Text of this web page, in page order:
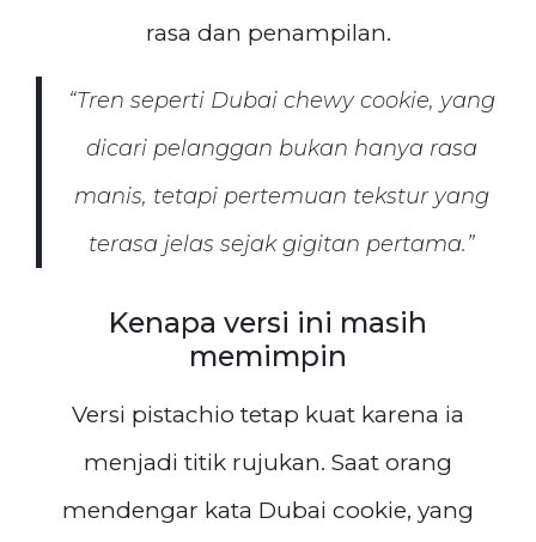
rasa dan penampilan.
“Tren seperti Dubai chewy cookie, yang
dicari pelanggan bukan hanya rasa
manis, tetapi pertemuan tekstur yang
terasa jelas sejak gigitan pertama.”
Kenapa versi ini masih
memimpin
Versi pistachio tetap kuat karena ia
menjadi titik rujukan. Saat orang
mendengar kata Dubai cookie, yang